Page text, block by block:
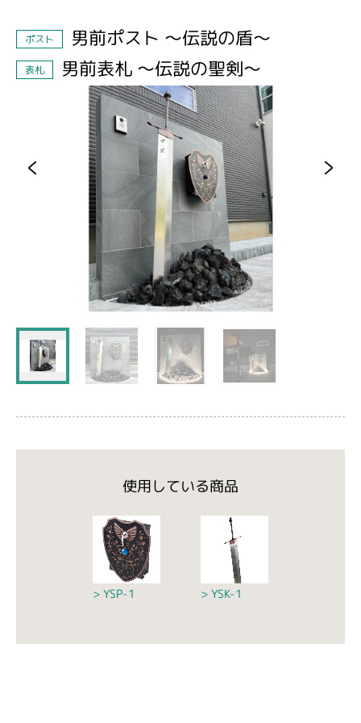
ポスト 男前ポスト ～伝説の盾～
表札 男前表札 ～伝説の聖剣～
使用している商品
YSP-1 YSK-1